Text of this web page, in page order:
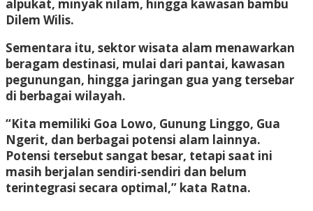
alpukat, minyak nilam, hingga kawasan bambu
Dilem Wilis.
Sementara itu, sektor wisata alam menawarkan
beragam destinasi, mulai dari pantai, kawasan
pegunungan, hingga jaringan gua yang tersebar
di berbagai wilayah.
“Kita memiliki Goa Lowo, Gunung Linggo, Gua
Ngerit, dan berbagai potensi alam lainnya.
Potensi tersebut sangat besar, tetapi saat ini
masih berjalan sendiri-sendiri dan belum
terintegrasi secara optimal,” kata Ratna.